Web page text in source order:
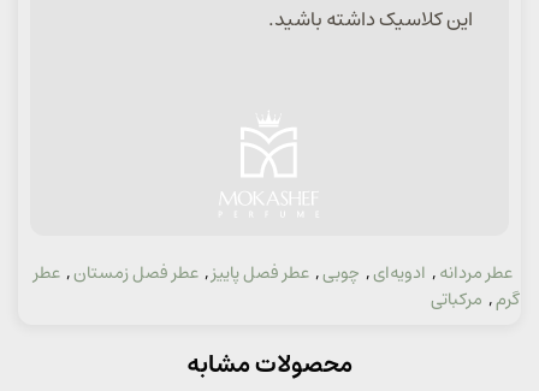
این کلاسیک داشته باشید.
عطر مردانه, ادویه‌ای, چوبی, عطر فصل پاییز, عطر فصل زمستان, عطر
گرم, مرکباتی
محصولات مشابه